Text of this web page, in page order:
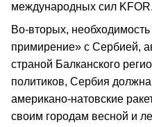
международных сил KFOR.
Во-вторых,
примирение» с Сербией,
страной Балканского
политиков, Сербия
американо-натовские
своим городам весной и